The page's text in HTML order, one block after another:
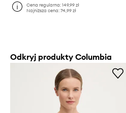
Cena regularna:149,99 zł
Najniższa cena:74,99 zł
Odkryj produkty Columbia